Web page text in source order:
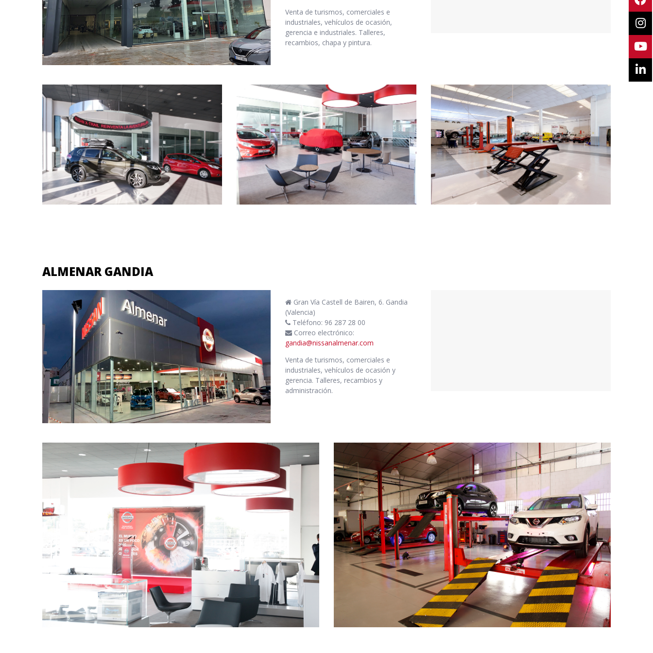
Venta de turismos, comerciales e
industriales, vehículos de ocasión,
gerencia e industriales. Talleres,
recambios, chapa y pintura.
ALMENAR GANDIA
Gran Vía Castell de Bairen, 6. Gandia
(Valencia)
Teléfono: 96 287 28 00
Correo electrónico:
gandia@nissanalmenar.com
Venta de turismos, comerciales e
industriales, vehículos de ocasión y
gerencia. Talleres, recambios y
administración.